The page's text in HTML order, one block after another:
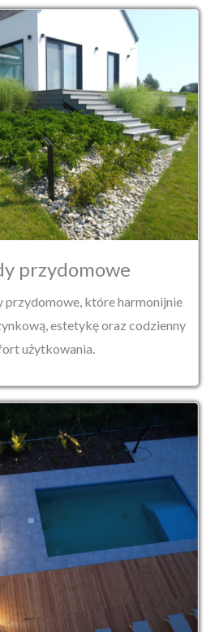
przydomowe
które harmonijnie
estetykę oraz codzienny
użytkowania.